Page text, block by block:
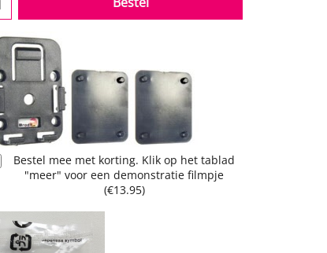
Bestel mee met korting. Klik op het tablad
"meer" voor een demonstratie filmpje
(€13.95)